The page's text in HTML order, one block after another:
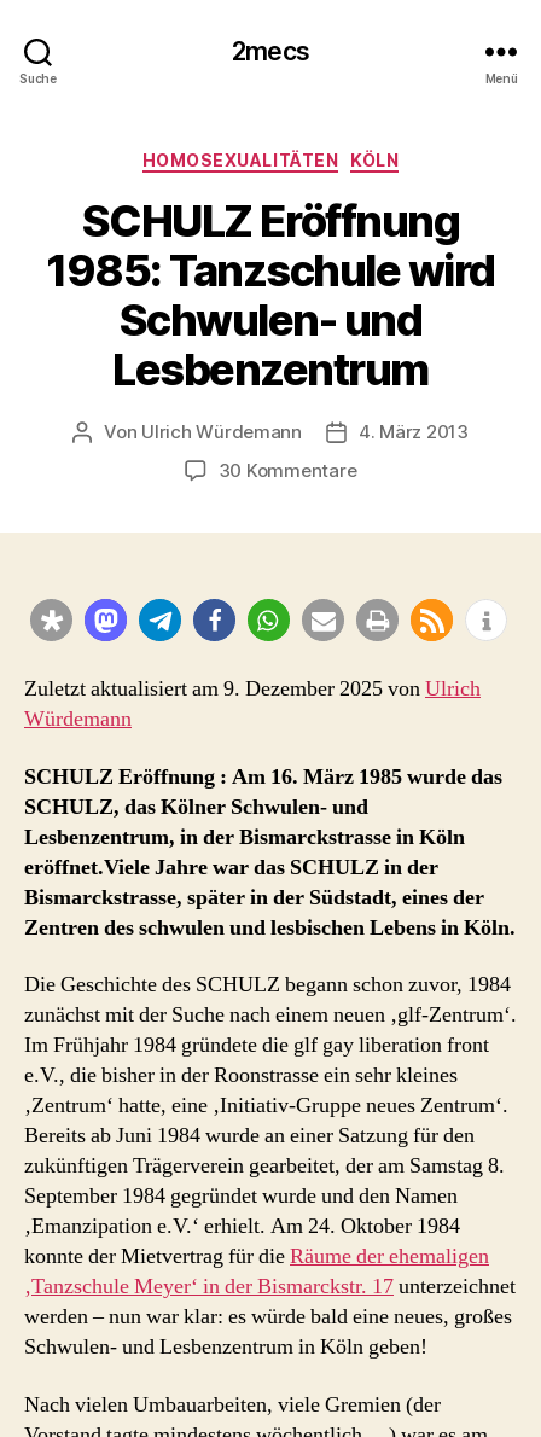
Suche
2mecs
Menü
Kategorien
HOMOSEXUALITÄTEN KÖLN
SCHULZ Eröffnung
1985: Tanzschule wird
Schwulen- und
Lesbenzentrum
Beitragsautor
Von Ulrich Würdemann Beitragsdatum
4. März 2013
30 Kommentarezu
wird
Schwulen-
Lesbenzentrum
Zuletzt aktualisiert am 9. Dezember 2025 vonUlrich
Würdemann
SCHULZ Eröffnung : Am 16. März 1985 wurde das
SCHULZ, das Kölner Schwulen- und
Lesbenzentrum, in der Bismarckstrasse in Köln
eröffnet.Viele Jahre war das SCHULZ in der
Bismarckstrasse, später in der Südstadt, eines der
Zentren des schwulen und lesbischen Lebens in Köln.
Die Geschichte des SCHULZ begann schon zuvor, 1984
zunächst mit der Suche nach einem neuen ‚glf-Zentrum‘.
Im Frühjahr 1984 gründete die glf gay liberation front
e.V., die bisher in der Roonstrasse ein sehr kleines
‚Zentrum‘ hatte, eine ‚Initiativ-Gruppe neues Zentrum‘.
Bereits ab Juni 1984 wurde an einer Satzung für den
zukünftigen Trägerverein gearbeitet, der am Samstag 8.
September 1984 gegründet wurde und den Namen
‚Emanzipation e.V.‘ erhielt. Am 24. Oktober 1984
konnte der Mietvertrag für dieRäume der ehemaligen
‚Tanzschule Meyer‘ in der Bismarckstr. 17unterzeichnet
werden – nun war klar: es würde bald eine neues, großes
Schwulen- und Lesbenzentrum in Köln geben!
Nach vielen Umbauarbeiten, viele Gremien (der